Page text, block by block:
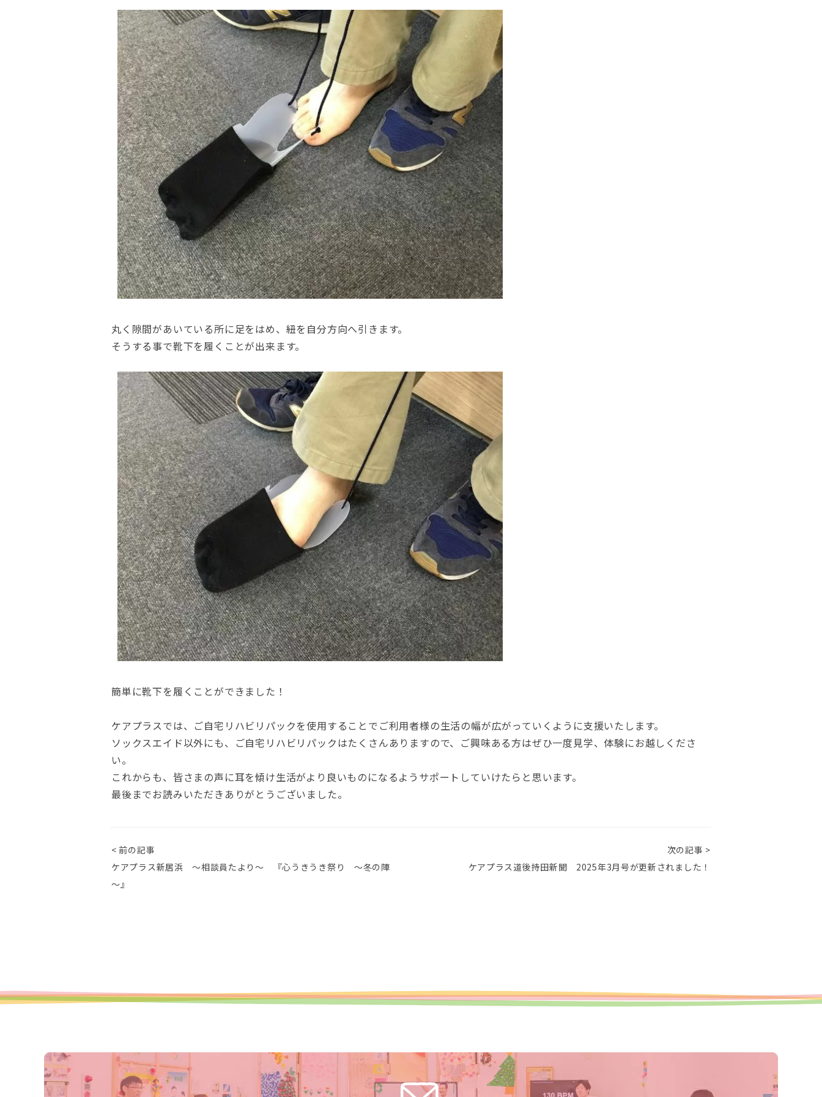
丸く隙間があいている所に足をはめ、紐を自分方向へ引きます。
そうする事で靴下を履くことが出来ます。
簡単に靴下を履くことができました！
ケアプラスでは、ご自宅リハビリパックを使用することでご利用者様の生活の幅が広がっていくように支援いたします。
ソックスエイド以外にも、ご自宅リハビリパックはたくさんありますので、ご興味ある方はぜひ一度見学、体験にお越しくださ
い。
これからも、皆さまの声に耳を傾け生活がより良いものになるようサポートしていけたらと思います。
最後までお読みいただきありがとうございました。
< 前の記事
ケアプラス新居浜 ～相談員たより～ 『心うきうき祭り ～冬の陣
～』
次の記事 >
ケアプラス道後持田新聞 2025年3月号が更新されました！